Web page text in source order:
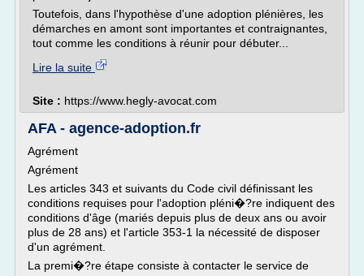
Toutefois, dans l'hypothèse d'une adoption plénières, les
démarches en amont sont importantes et contraignantes,
tout comme les conditions à réunir pour débuter...
Lire la suite
Site : https://www.hegly-avocat.com
AFA - agence-adoption.fr
Agrément
Agrément
Les articles 343 et suivants du Code civil définissant les
conditions requises pour l'adoption pléni�?re indiquent des
conditions d'âge (mariés depuis plus de deux ans ou avoir
plus de 28 ans) et l'article 353-1 la nécessité de disposer
d'un agrément.
La premi�?re étape consiste à contacter le service de